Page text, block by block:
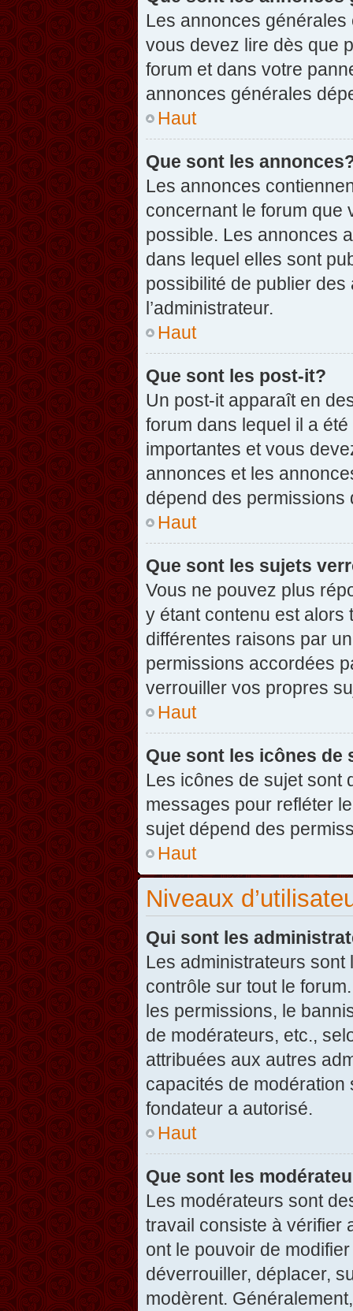
Les annonces
vous devez lire dès que
forum et dans votre
annonces générales
Haut
Que sont les
Les annonces
concernant le forum que
possible. Les annonces
dans lequel elles sont
possibilité de publier
l’administrateur.
Haut
Que sont les post-it?
Un post-it apparaît en
forum dans lequel il a
importantes et vous
annonces et les
dépend des permissions
Haut
Que sont les sujets
Vous ne pouvez plus
y étant contenu est alors
différentes raisons par
permissions accordées
verrouiller vos propres
Haut
Que sont les icônes de
Les icônes de sujet sont
messages pour refléter
sujet dépend des
Haut
Niveaux
Qui sont les
Les administrateurs
contrôle sur tout le
les permissions, le
de modérateurs, etc.,
attribuées aux autres
capacités de modération
fondateur a autorisé.
Haut
Que sont les
Les modérateurs sont
travail consiste à vérifier
ont le pouvoir de
déverrouiller, déplacer,
modèrent.